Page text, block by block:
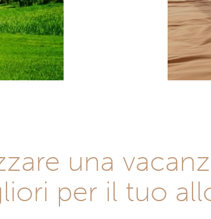
una
per il tuo